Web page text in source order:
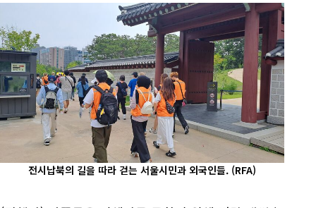
전시납북의 길을 따라 걷는 서울시민과 외국인들. (RFA)